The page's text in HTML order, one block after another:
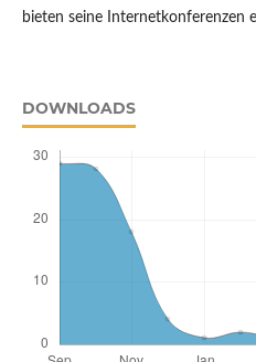
bieten seine Internetkonferenzen
DOWNLOADS